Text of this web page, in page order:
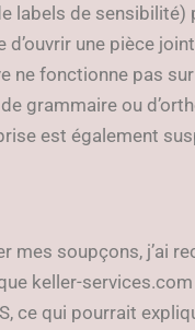
labels de
d’ouvrir une pièce
ne fonctionne pas
grammaire ou
est également
mes soupçons, j’ai
keller-
ce qui pourrait